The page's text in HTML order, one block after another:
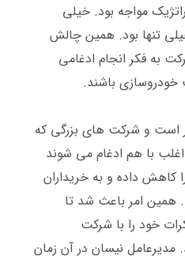
مواجه بود. خیلی
تنها بود. همین چالش
به فکر انجام ادغامی
باشند.
است و شرکت های بزرگی که
با هم ادغام می شوند
کاهش داده و به خریداران
. همین امر باعث شد تا
خود را با شرکت
. مدیرعامل نیسان در آن زمان